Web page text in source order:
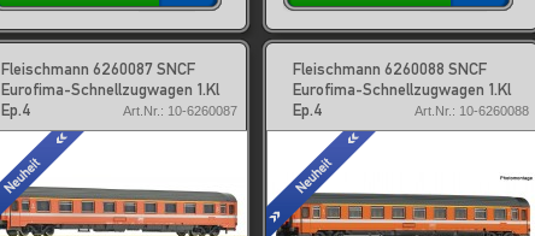
Fleischmann 6260087 SNCF
Eurofima-Schnellzugwagen 1.Kl
Ep.4
Art.Nr.: 10-6260087
Fleischmann 6260088 SNCF
Eurofima-Schnellzugwagen 1.Kl
Ep.4
Art.Nr.: 10-6260088